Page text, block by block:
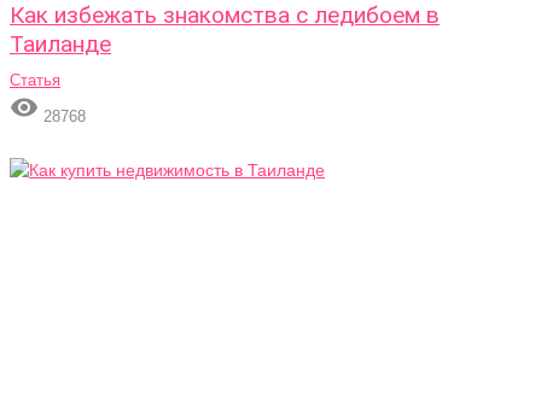
Как избежать знакомства с ледибоем в
Таиланде
Статья
 28768